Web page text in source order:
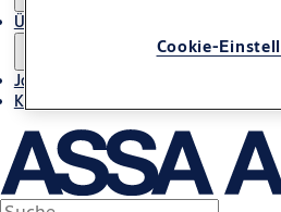
Über uns
Jobs
Kontakt
Cookie-